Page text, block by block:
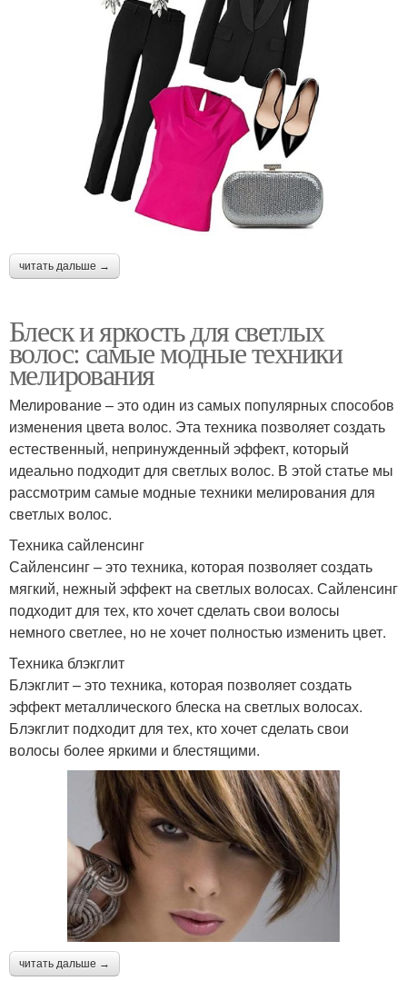
читать дальше →
Блеск и яркость для светлых
волос: самые модные техники
мелирования
Мелирование – это один из самых популярных способов
изменения цвета волос. Эта техника позволяет создать
естественный, непринужденный эффект, который
идеально подходит для светлых волос. В этой статье мы
рассмотрим самые модные техники мелирования для
светлых волос.
Техника сайленсинг
Сайленсинг – это техника, которая позволяет создать
мягкий, нежный эффект на светлых волосах. Сайленсинг
подходит для тех, кто хочет сделать свои волосы
немного светлее, но не хочет полностью изменить цвет.
Техника блэкглит
Блэкглит – это техника, которая позволяет создать
эффект металлического блеска на светлых волосах.
Блэкглит подходит для тех, кто хочет сделать свои
волосы более яркими и блестящими.
читать дальше →